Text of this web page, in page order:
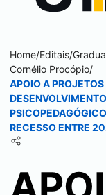
Home/Editais/
Cornélio Procópio/
APOIO A
RECESSO ENTRE